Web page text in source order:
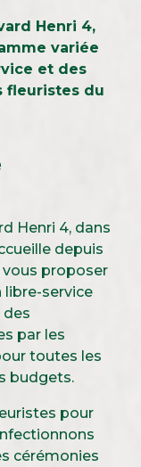
Henri 4,
variée
et des
fleuristes du
Henri 4, dans
depuis
vous proposer
libre-service
des
par les
toutes les
budgets.
pour
cérémonies